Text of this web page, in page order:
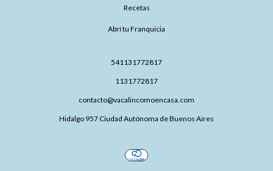
Recetas
Abrí tu Franquicia
541131772817
1131772817
contacto@vacalincomoencasa.com
Hidalgo 957 Ciudad Autónoma de Buenos Aires